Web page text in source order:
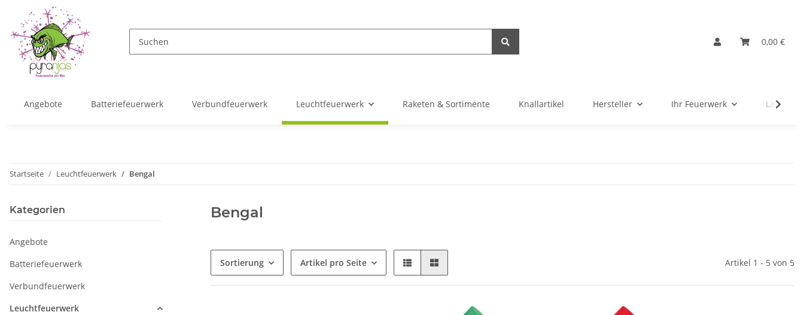
0,00 €
Angebote Batteriefeuerwerk Verbundfeuerwerk Leuchtfeuerwerk Raketen & Sortimente Knallartikel Hersteller Ihr Feuerwerk
Startseite Leuchtfeuerwerk Bengal
Bengal
Sortierung Artikel pro Seite Artikel 1 - 5 von 5
Kategorien
Angebote
Batteriefeuerwerk
Verbundfeuerwerk
Leuchtfeuerwerk